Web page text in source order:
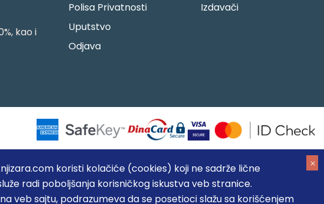
koristi kolačiće (cookies) koji ne sadrže lične
radi poboljšanja korisničkog iskustva veb stranice.
veb sajtu, podrazumeva da se posetioci slažu sa korišćenjem
kao i
Polisa Privatnosti
Uputstvo
Odjava
Izdavači
PIB: 105184104, MB: 20337524